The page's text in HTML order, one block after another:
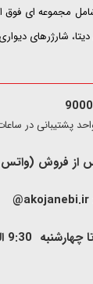
مجموعه ای فوق
دیتا، شارژرهای
در ساعات غیر
از فروش (واتس
akojanebi.ir@
17:00 , پنج شنبه 9:30 الی 13